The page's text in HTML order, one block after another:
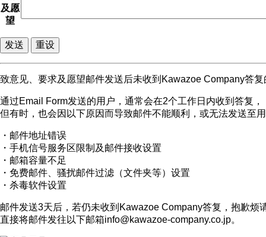
及愿
望
致意见、要求及愿望邮件发送后未收到Kawazoe Company答复
通过Email Form发送的用户，通常会在2个工作日内收到答复，
但有时，也会因以下原因而导致邮件不能顺利，或无法发送至
・邮件地址错误
・手机信号服务区限制及邮件接收设置
・邮箱容量不足
・免费邮件、骚扰邮件过滤（文件夹等）设置
・杀毒软件设置
邮件发送3天后，若仍未收到Kawazoe Company答复，抱歉烦
直接将邮件发往以下邮箱info@kawazoe-company.co.jp。